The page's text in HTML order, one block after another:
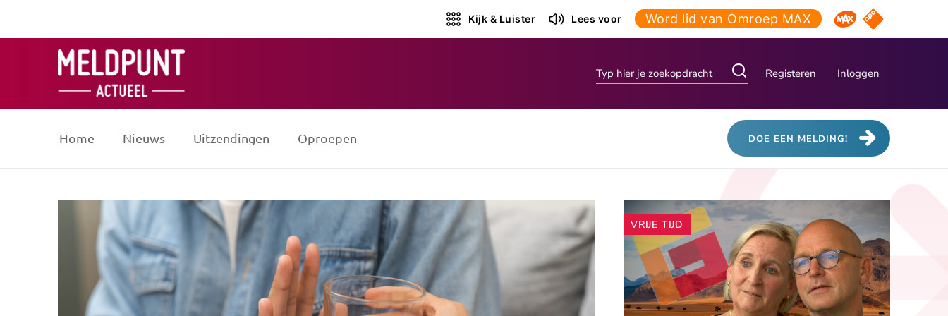
Kijk & Luister Lees voor Word lid van Omroep MAX Omroep MAX
NPO Start
Registeren Inloggen
Home Nieuws Uitzendingen Oproepen DOE EEN MELDING!
Andere
artikelen
VRIJE TIJD